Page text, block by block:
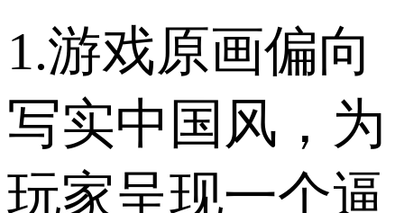
1.游戏原画偏向
写实中国风，为
玩家呈现一个逼